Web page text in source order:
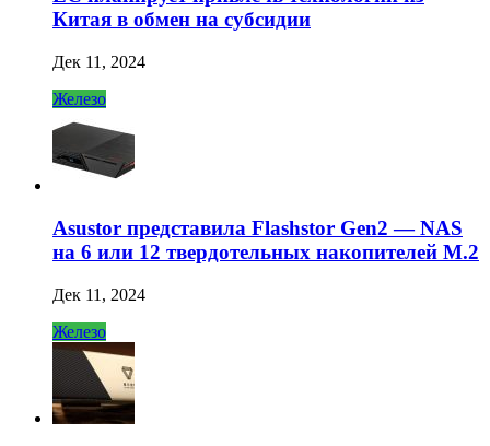
Китая в обмен на субсидии
Дек 11, 2024
Железо
Asustor представила Flashstor Gen2 — NAS
на 6 или 12 твердотельных накопителей M.2
Дек 11, 2024
Железо